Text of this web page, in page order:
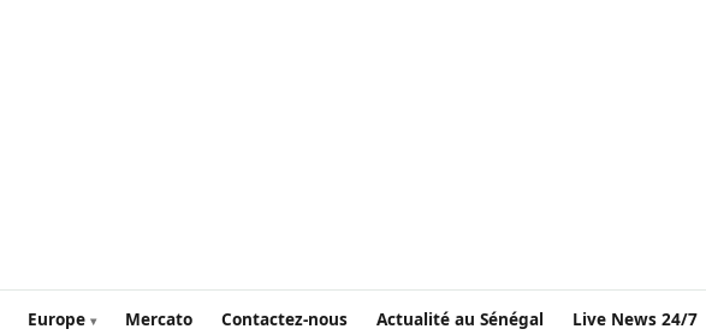
Europe Mercato Contactez-nous Actualité au Sénégal Live News 24/7